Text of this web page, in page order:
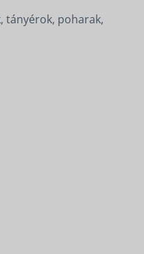
tányérok, poharak,